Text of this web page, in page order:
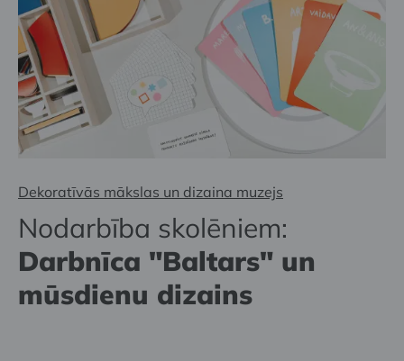
Dekoratīvās mākslas un dizaina muzejs
Nodarbība skolēniem:
Darbnīca "Baltars" un
mūsdienu dizains